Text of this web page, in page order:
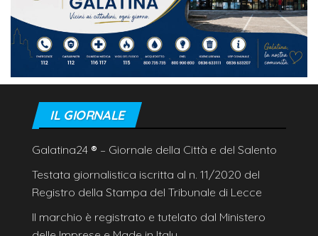
IL GIORNALE
Galatina24 ® – Giornale della Città e del Salento
Testata giornalistica iscritta al n. 11/2020 del
Registro della Stampa del Tribunale di Lecce
Il marchio è registrato e tutelato dal Ministero